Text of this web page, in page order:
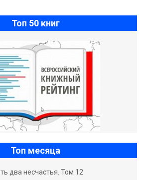
Топ 50 книг
Топ месяца
два несчастья. Том 12